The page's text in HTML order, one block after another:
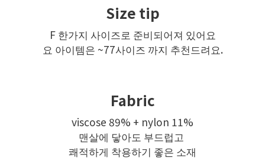
Size tip
F 한가지 사이즈로 준비되어져 있어요
요 아이템은 ~77사이즈 까지 추천드려요.
Fabric
viscose 89% + nylon 11%
맨살에 닿아도 부드럽고
쾌적하게 착용하기 좋은 소재